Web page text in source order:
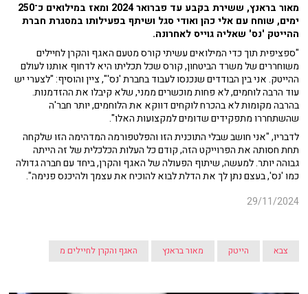
מאור בראנץ, ששירת בקבע עד פברואר 2024 ומאז במילואים כ־250
ימים, שוחח עם אלי כהן ואודי סגל ושיתף בפעילותו במסגרת חברת
ההייטק 'נס' שאליה גוייס לאחרונה.
"ספציפית תוך כדי המילואים עשיתי קורס מטעם האגף והקרן לחיילים
משוחררים של משרד הביטחון, קורס שכל תכליתו היא לדחוף אותנו לעולם
ההייטק. אני בין הבודדים שנכנסו לעבוד בחברת 'נס'", ציין והוסיף: "לצערי יש
עוד הרבה לוחמים, לא פחות מוכשרים ממני, שלא קיבלו את ההזדמנות.
בהרבה מקומות לא בהכרח לוקחים דווקא את הלוחמים, יותר חבר'ה
שהשתחררו מתפקידים שדומים למקצועות האלו".
לדבריו, "אני חושב שבלי התוכנית הזו והפלטפורמה המדהימה הזו שלקחה
תחת חסותה את הפרוייקט הזה, קודם כל העלות הכלכלית של זה הייתה
גבוהה יותר. למעשה, שיתוף הפעולה של האגף והקרן, ביחד עם חברה גדולה
כמו 'נס', בעצם נתן לך את הדלת לבוא להוכיח את עצמך ולהיכנס פנימה".
29/11/2024
צבא הייטק מאור בראנץ האגף והקרן לחיילים מ